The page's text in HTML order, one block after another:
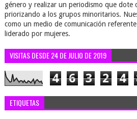
género y realizar un periodismo que dote
priorizando a los grupos minoritarios.
como un medio de comunicación
liderado por mujeres.
VISITAS DESDE 24 DE JULIO DE 2019
4 6 3 2 4
ETIQUETAS